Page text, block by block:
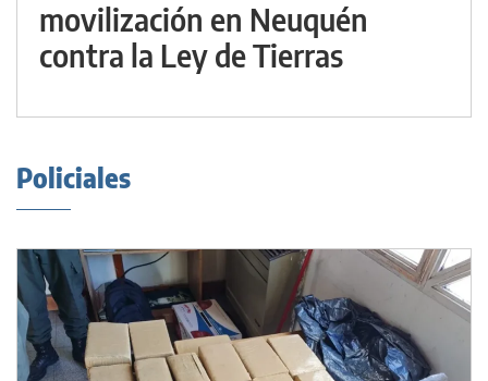
movilización en Neuquén
contra la Ley de Tierras
Policiales